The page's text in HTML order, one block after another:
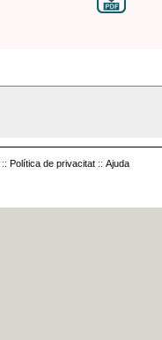
:: Política de privacitat :: Ajuda